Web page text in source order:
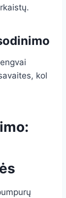
kol